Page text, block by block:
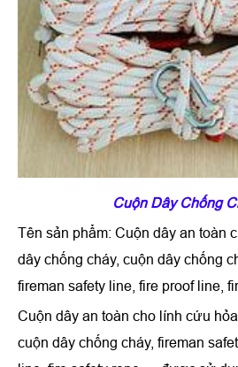
Cuộn Dây Chống
Tên sản phẩm: Cuộn dây an toàn
dây chống cháy, cuộn dây chống
fireman safety line, fire proof line,
Cuộn dây an toàn cho lính cứu
cuộn dây chống cháy, fireman